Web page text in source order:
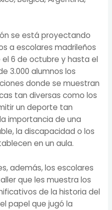
se está proyectando
a escolares madrileños
el 6 de octubre y hasta el
3.000 alumnos los
donde se muestran
tan diversas como los
un deporte tan
importancia de una
la discapacidad o los
en un aula.
además, los escolares
que les muestra los
de la historia del
papel que jugó la